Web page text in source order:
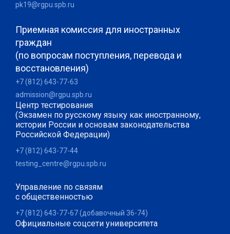
pk19@rgpu.spb.ru
Приемная комиссия для иностранных
граждан
(по вопросам поступления, перевода и
восстановления)
+7 (812) 643-77-63
admission@rgpu.spb.ru
Центр тестирования
(Экзамен по русскому языку как иностранному,
истории России и основам законодательства
Российской Федерации)
+7 (812) 643-77-44
testing_centre@rgpu.spb.ru
Управление по связям
с общественностью
+7 (812) 643-77-67 (добавочный 36-74)
Официальные соцсети университета